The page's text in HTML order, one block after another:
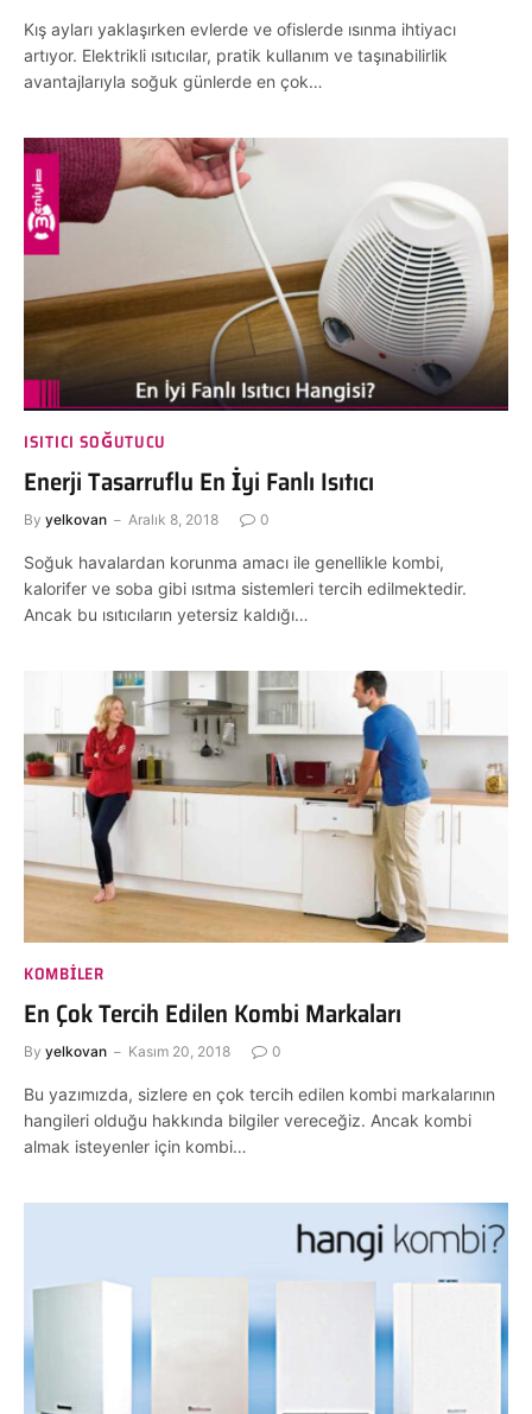
Kış ayları yaklaşırken evlerde ve ofislerde ısınma ihtiyacı
artıyor. Elektrikli ısıtıcılar, pratik kullanım ve taşınabilirlik
avantajlarıyla soğuk günlerde en çok…
ISITICI SOĞUTUCU
Enerji Tasarruflu En İyi Fanlı Isıtıcı
By yelkovan Aralık 8, 2018 0
Soğuk havalardan korunma amacı ile genellikle kombi,
kalorifer ve soba gibi ısıtma sistemleri tercih edilmektedir.
Ancak bu ısıtıcıların yetersiz kaldığı…
KOMBILER
En Çok Tercih Edilen Kombi Markaları
By yelkovan Kasım 20, 2018 0
Bu yazımızda, sizlere en çok tercih edilen kombi markalarının
hangileri olduğu hakkında bilgiler vereceğiz. Ancak kombi
almak isteyenler için kombi…